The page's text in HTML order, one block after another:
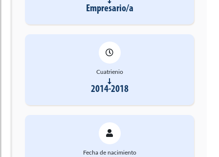
Empresario/a
Cuatrienio
2014-2018
Fecha de nacimiento